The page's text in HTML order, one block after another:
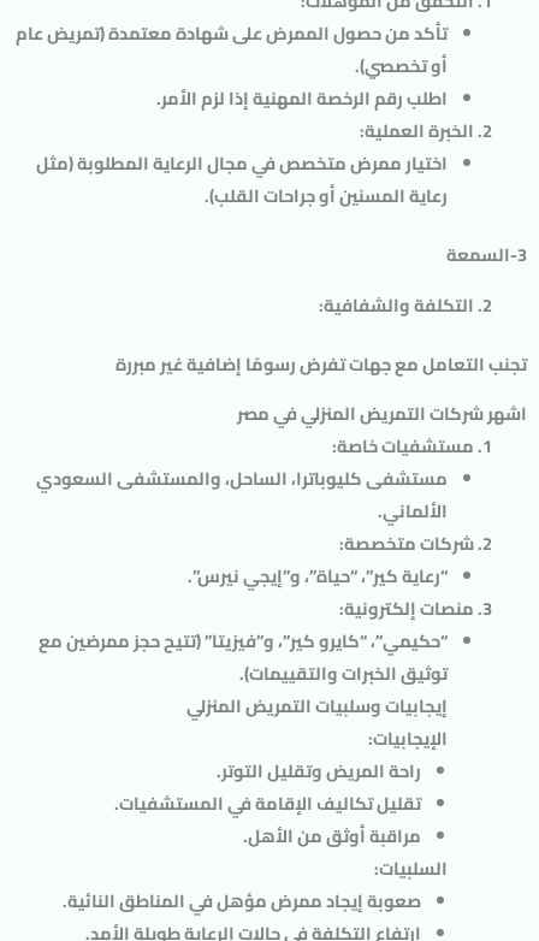
تأكد من حصول الممرض على شهادة معتمدة (تمريض عام
أو تخصصي).
اطلب رقم الرخصة المهنية إذا لزم الأمر.
الخبرة العملية:
اختيار ممرض متخصص في مجال الرعاية المطلوبة (مثل
رعاية المسنين أو جراحات القلب).
3-السمعة
التكلفة والشفافية:
تجنب التعامل مع جهات تفرض رسومًا إضافية غير مبررة
اشهرشركات التمريض المنزلي في مصر
مستشفيات خاصة:
مستشفى كليوباترا، الساحل، والمستشفى السعودي
الألماني.
شركات متخصصة:
“رعاية كير”، “حياة”، و”إيجي نيرس”.
منصات إلكترونية:
“حكيمي”، “كايرو كير”، و”فيزيتا” (تتيح حجز ممرضين مع
توثيق الخبرات والتقييمات).
إيجابيات وسلبيات التمريض المنزلي
الإيجابيات:
راحة المريض وتقليل التوتر.
تقليل تكاليف الإقامة في المستشفيات.
مراقبة أوثق من الأهل.
السلبيات:
صعوبة إيجاد ممرض مؤهل في المناطق النائية.
ارتفاع التكلفة في حالات الرعاية طويلة الأمد.